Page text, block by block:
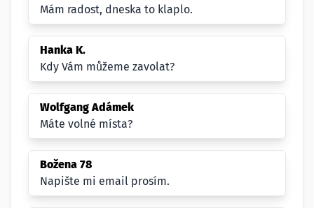
Mám radost, dneska to klaplo.
Hanka K.
Kdy Vám můžeme zavolat?
Wolfgang Adámek
Máte volné místa?
Božena 78
Napište mi email prosím.